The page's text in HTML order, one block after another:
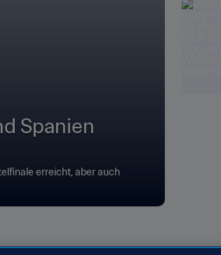
Spanien
erreicht, aber auch